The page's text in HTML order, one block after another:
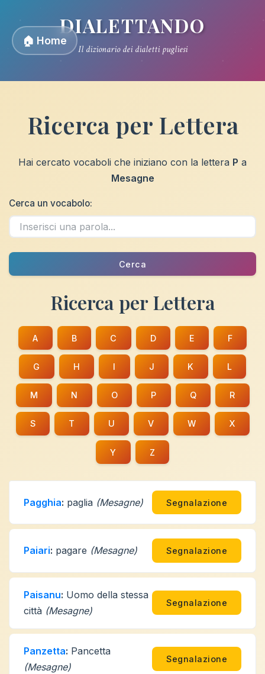
🏠 Home
DIALETTANDO
Il dizionario dei dialetti pugliesi
Ricerca per Lettera
Hai cercato vocaboli che iniziano con la lettera P a
Mesagne
Cerca un vocabolo:
Cerca
Ricerca per Lettera
A B C D E F
G H I J K L
M N O P Q R
S T U V W X
Y Z
Pagghia: paglia (Mesagne) Segnalazione
Paiari: pagare (Mesagne) Segnalazione
Paisanu: Uomo della stessa
città (Mesagne)
Segnalazione
Panzetta: Pancetta
(Mesagne)
Segnalazione